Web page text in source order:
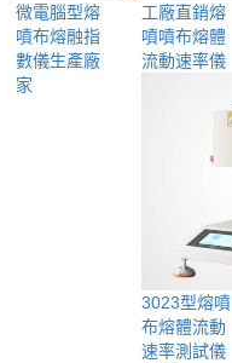
微電腦型熔
噴布熔融指
數儀生產廠
家
工廠直銷熔
噴噴布熔體
流動速率儀
3023型熔噴
布熔體流動
速率測試儀